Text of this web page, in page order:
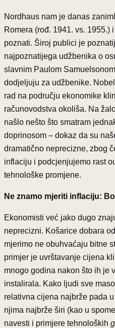
Nordhaus nam je danas
Romera (rođ. 1941. vs.
poznati. Široj publici je
najpoznatijega udžbenika o
slavnim Paulom
dodjeljuju za udžbenike.
rad na području ekonomike
računovodstva okoliša. Na
našlo nešto što smatram
doprinosom – dokaz da su
dramatično neprecizne, zbog
inflaciju i podcjenjujemo rast
tehnološke promjene.
Ne znamo mjeriti inflaciju:
Ekonomisti već jako dugo
neprecizni. Košarice dobara
mjerimo ne obuhvaćaju bitne
primjer je uvrštavanje cijena
mnogo godina nakon što ih je
instalirala. Kako ljudi sve
relativna cijena najbrže pada
njima najbrže širi (kao u
navesti i primjere tehnoloških